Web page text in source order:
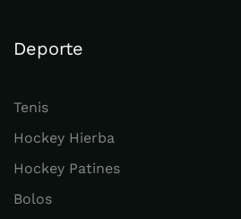
Deporte
Tenis
Hockey Hierba
Hockey Patines
Bolos